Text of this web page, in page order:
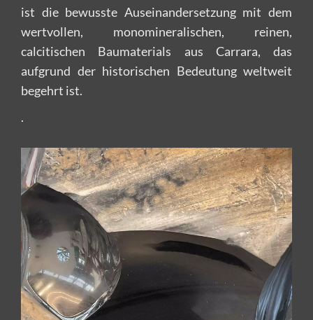
ist die bewusste Auseinandersetzung mit dem
wertvollen, monomineralischen, reinen,
calcitischen Baumaterials aus Carrara, das
aufgrund der historischen Bedeutung weltweit
begehrt ist.
.